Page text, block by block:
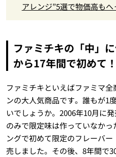
アレンジ”5選で物価高もへ
ファミチキの「中」
から17年間で初めて！
ファミチキといえばファミマ
ンの大人気商品です。誰もが1
いでしょうか。2006年10月に
のみで限定味は作っていなか
ングで初めて限定のフレーバ
売しました。その後、8年間で